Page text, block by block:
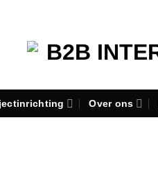
Over ons